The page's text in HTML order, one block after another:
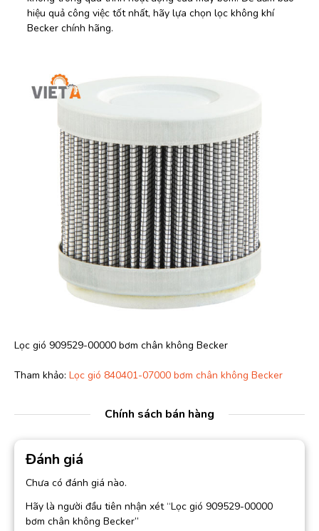
hiệu quả công việc tốt nhất, hãy lựa chọn lọc không khí
Becker chính hãng.
Lọc gió 909529-00000 bơm chân không Becker
Tham khảo: Lọc gió 840401-07000 bơm chân không Becker
Chính sách bán hàng
Đánh giá
Chưa có đánh giá nào.
Hãy là người đầu tiên nhận xét “Lọc gió 909529-00000
bơm chân không Becker”